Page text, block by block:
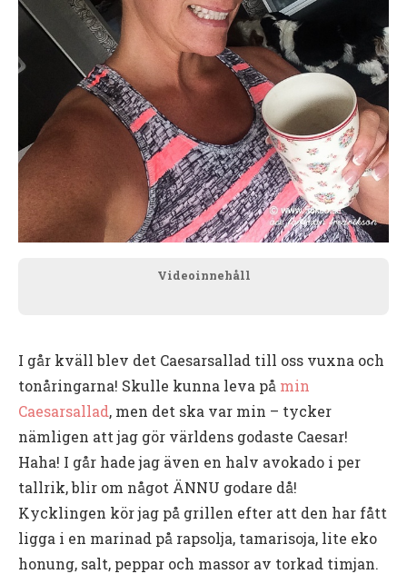
Videoinnehåll
I går kväll blev det Caesarsallad till oss vuxna och
tonåringarna! Skulle kunna leva på min
Caesarsallad, men det ska var min – tycker
nämligen att jag gör världens godaste Caesar!
Haha! I går hade jag även en halv avokado i per
tallrik, blir om något ÄNNU godare då!
Kycklingen kör jag på grillen efter att den har fått
ligga i en marinad på rapsolja, tamarisoja, lite eko
honung, salt, peppar och massor av torkad timjan.